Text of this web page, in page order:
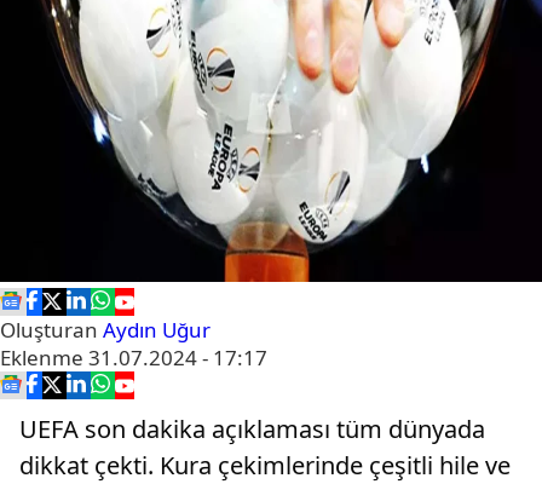
Oluşturan Aydın Uğur
Eklenme 31.07.2024 - 17:17
UEFA son dakika açıklaması tüm dünyada
dikkat çekti. Kura çekimlerinde çeşitli hile ve